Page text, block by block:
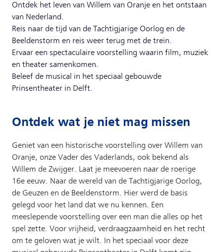
Ontdek het leven van Willem van Oranje en het ontstaan
van Nederland.
Reis naar de tijd van de Tachtigjarige Oorlog en de
Beeldenstorm en reis weer terug met de trein.
Ervaar een spectaculaire voorstelling waarin film, muziek
en theater samenkomen.
Beleef de musical in het speciaal gebouwde
Prinsentheater in Delft.
Ontdek wat je niet mag missen
Geniet van een historische voorstelling over Willem van
Oranje, onze Vader des Vaderlands, ook bekend als
Willem de Zwijger. Laat je meevoeren naar de roerige
16e eeuw. Naar de wereld van de Tachtigjarige Oorlog,
de Geuzen en de Beeldenstorm. Hier werd de basis
gelegd voor het land dat we nu kennen. Een
meeslepende voorstelling over een man die alles op het
spel zette. Voor vrijheid, verdraagzaamheid en het recht
om te geloven wat je wilt. In het speciaal voor deze